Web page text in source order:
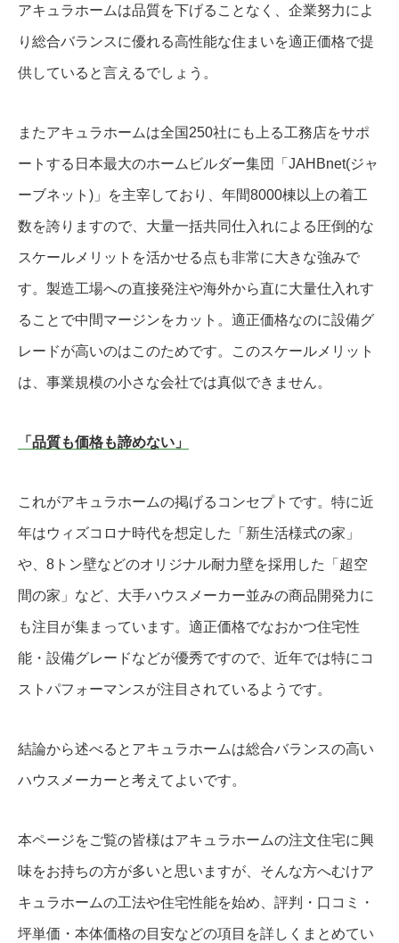
アキュラホームは品質を下げることなく、企業努力によ
り総合バランスに優れる高性能な住まいを適正価格で提
供していると言えるでしょう。
またアキュラホームは全国250社にも上る工務店をサポ
ートする日本最大のホームビルダー集団「JAHBnet(ジャ
ーブネット)」を主宰しており、年間8000棟以上の着工
数を誇りますので、大量一括共同仕入れによる圧倒的な
スケールメリットを活かせる点も非常に大きな強みで
す。製造工場への直接発注や海外から直に大量仕入れす
ることで中間マージンをカット。適正価格なのに設備グ
レードが高いのはこのためです。このスケールメリット
は、事業規模の小さな会社では真似できません。
「品質も価格も諦めない」
これがアキュラホームの掲げるコンセプトです。特に近
年はウィズコロナ時代を想定した「新生活様式の家」
や、8トン壁などのオリジナル耐力壁を採用した「超空
間の家」など、大手ハウスメーカー並みの商品開発力に
も注目が集まっています。適正価格でなおかつ住宅性
能・設備グレードなどが優秀ですので、近年では特にコ
ストパフォーマンスが注目されているようです。
結論から述べるとアキュラホームは総合バランスの高い
ハウスメーカーと考えてよいです。
本ページをご覧の皆様はアキュラホームの注文住宅に興
味をお持ちの方が多いと思いますが、そんな方へむけア
キュラホームの工法や住宅性能を始め、評判・口コミ・
坪単価・本体価格の目安などの項目を詳しくまとめてい